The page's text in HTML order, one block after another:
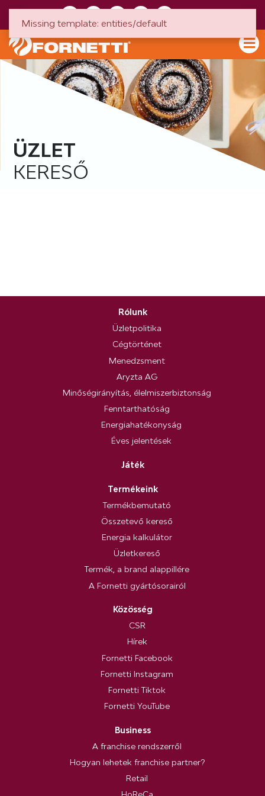
ÜZLET
KERESŐ
Rólunk
Üzletpolitika
Cégtörténet
Menedzsment
Aryzta AG
Minőségirányítás, élelmiszerbiztonság
Fenntarthatóság
Energiahatékonyság
Éves jelentések
Játék
Termékeink
Termékbemutató
Összetevő kereső
Energia kalkulátor
Üzletkereső
Termék, a brand alappillére
A Fornetti gyártósorairól
Közösség
CSR
Hírek
Fornetti Facebook
Fornetti Instagram
Fornetti Tiktok
Fornetti YouTube
Business
A franchise rendszerről
Hogyan lehetek franchise partner?
Retail
Missing template: entities/default